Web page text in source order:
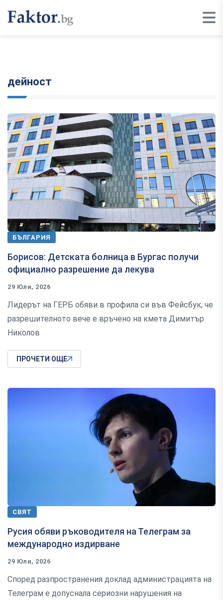
дейност
БЪЛГАРИЯ
Борисов: Детската болница в Бургас получи
официално разрешение да лекува
29 Юли, 2026
Лидерът на ГЕРБ обяви в профила си във Фейсбук, че
разрешителното вече е връчено на кмета Димитър
Николов
ПРОЧЕТИ ОЩЕ
СВЯТ
Русия обяви ръководителя на Телеграм за
международно издирване
29 Юли, 2026
Според разпространения доклад администрацията на
Телеграм е допуснала сериозни нарушения на